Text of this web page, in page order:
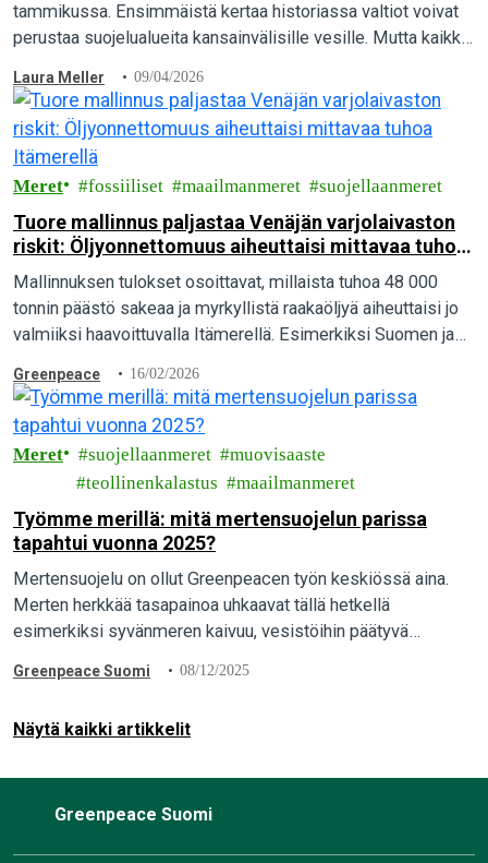
tammikussa. Ensimmäistä kertaa historiassa valtiot voivat
perustaa suojelualueita kansainvälisille vesille. Mutta kaikki
Laura Meller 09/04/2026
Meret fossiiliset maailmanmeret suojellaanmeret
Tuore mallinnus paljastaa Venäjän varjolaivaston
riskit: Öljyonnettomuus aiheuttaisi mittavaa tuhoa
Itämerellä
Mallinnuksen tulokset osoittavat, millaista tuhoa 48 000
tonnin päästö sakeaa ja myrkyllistä raakaöljyä aiheuttaisi jo
valmiiksi haavoittuvalla Itämerellä. Esimerkiksi Suomen ja
lukuisilla luonnonsuojelualueilla ja peittäisi Helsingin ja
Espoo edustat öljyyn.
Greenpeace 16/02/2026
Meret suojellaanmeret
muovisaaste
teollinenkalastus
maailmanmeret
Työmme merillä: mitä mertensuojelun parissa
tapahtui vuonna 2025?
Mertensuojelu on ollut Greenpeacen työn keskiössä aina.
Merten herkkää tasapainoa uhkaavat tällä hetkellä
esimerkiksi syvänmeren kaivuu, vesistöihin päätyvä
pohjatroolaus. Mitä näiden aiheiden parissa…
Greenpeace Suomi 08/12/2025
Näytä kaikki artikkelit
Greenpeace Suomi